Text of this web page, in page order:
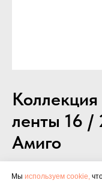
ленты 16
Амиго
Коллекция
Мы используем cookie,